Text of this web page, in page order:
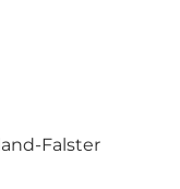
Falster